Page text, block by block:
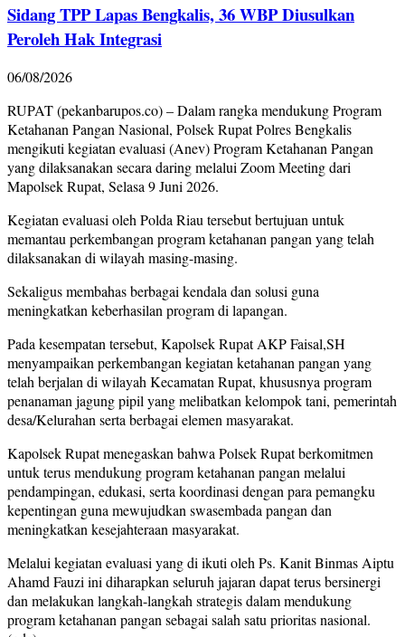
Sidang TPP Lapas Bengkalis, 36 WBP Diusulkan
Peroleh Hak Integrasi
06/08/2026
RUPAT (pekanbarupos.co) – Dalam rangka mendukung Program
Ketahanan Pangan Nasional, Polsek Rupat Polres Bengkalis
mengikuti kegiatan evaluasi (Anev) Program Ketahanan Pangan
yang dilaksanakan secara daring melalui Zoom Meeting dari
Mapolsek Rupat, Selasa 9 Juni 2026.
Kegiatan evaluasi oleh Polda Riau tersebut bertujuan untuk
memantau perkembangan program ketahanan pangan yang telah
dilaksanakan di wilayah masing-masing.
Sekaligus membahas berbagai kendala dan solusi guna
meningkatkan keberhasilan program di lapangan.
Pada kesempatan tersebut, Kapolsek Rupat AKP Faisal,SH
menyampaikan perkembangan kegiatan ketahanan pangan yang
telah berjalan di wilayah Kecamatan Rupat, khususnya program
penanaman jagung pipil yang melibatkan kelompok tani, pemerintah
desa/Kelurahan serta berbagai elemen masyarakat.
Kapolsek Rupat menegaskan bahwa Polsek Rupat berkomitmen
untuk terus mendukung program ketahanan pangan melalui
pendampingan, edukasi, serta koordinasi dengan para pemangku
kepentingan guna mewujudkan swasembada pangan dan
meningkatkan kesejahteraan masyarakat.
Melalui kegiatan evaluasi yang di ikuti oleh Ps. Kanit Binmas Aiptu
Ahamd Fauzi ini diharapkan seluruh jajaran dapat terus bersinergi
dan melakukan langkah-langkah strategis dalam mendukung
program ketahanan pangan sebagai salah satu prioritas nasional.